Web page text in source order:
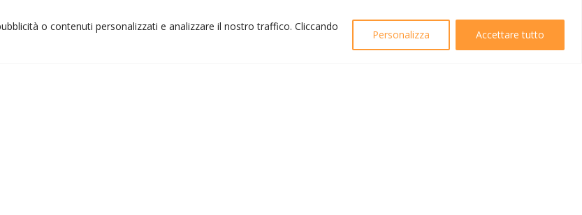
o contenuti personalizzati e analizzare il nostro traffico. Cliccando
Personalizza Accettare tutto